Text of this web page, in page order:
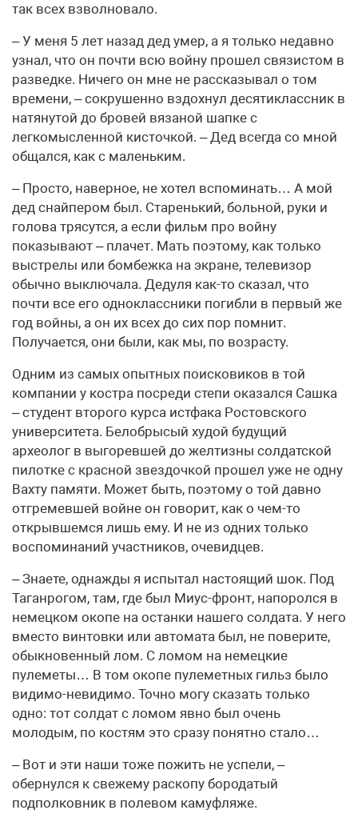
так всех взволновало.
– У меня 5 лет назад дед умер, а я только недавно
узнал, что он почти всю войну прошел связистом в
разведке. Ничего он мне не рассказывал о том
времени, – сокрушенно вздохнул десятиклассник в
натянутой до бровей вязаной шапке с
легкомысленной кисточкой. – Дед всегда со мной
общался, как с маленьким.
– Просто, наверное, не хотел вспоминать… А мой
дед снайпером был. Старенький, больной, руки и
голова трясутся, а если фильм про войну
показывают – плачет. Мать поэтому, как только
выстрелы или бомбежка на экране, телевизор
обычно выключала. Дедуля как-то сказал, что
почти все его одноклассники погибли в первый же
год войны, а он их всех до сих пор помнит.
Получается, они были, как мы, по возрасту.
Одним из самых опытных поисковиков в той
компании у костра посреди степи оказался Сашка
– студент второго курса истфака Ростовского
университета. Белобрысый худой будущий
археолог в выгоревшей до желтизны солдатской
пилотке с красной звездочкой прошел уже не одну
Вахту памяти. Может быть, поэтому о той давно
отгремевшей войне он говорит, как о чем-то
открывшемся лишь ему. И не из одних только
воспоминаний участников, очевидцев.
– Знаете, однажды я испытал настоящий шок. Под
Таганрогом, там, где был Миус-фронт, напоролся в
немецком окопе на останки нашего солдата. У него
вместо винтовки или автомата был, не поверите,
обыкновенный лом. С ломом на немецкие
пулеметы… В том окопе пулеметных гильз было
видимо-невидимо. Точно могу сказать только
одно: тот солдат с ломом явно был очень
молодым, по костям это сразу понятно стало…
– Вот и эти наши тоже пожить не успели, –
обернулся к свежему раскопу бородатый
подполковник в полевом камуфляже.